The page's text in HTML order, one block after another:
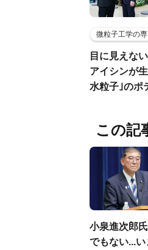
微粒子工学の
目に見えな
アイシンが
水粒子｣のポ
この記
小泉進次郎
でもない...